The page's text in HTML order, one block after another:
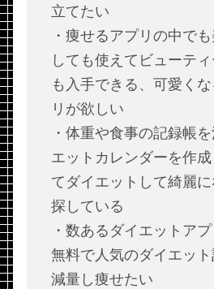
立てたい
・痩せるアプリの中で
しても使えてビューテ
も入手できる、可愛く
リが欲しい
・体重や食事の記録帳
エットカレンダーを作
てダイエットして綺麗
探している
・数あるダイエットアプ
無料で人気のダイエッ
減量し痩せたい